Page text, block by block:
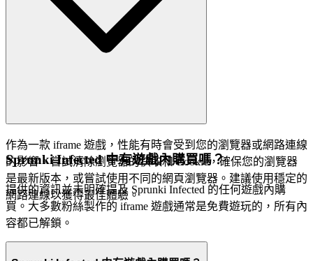
作為一款 iframe 遊戲，性能有時會受到您的瀏覽器或網路連線
的影響。嘗試清除瀏覽器的快取和 Cookie，確保您的瀏覽器
是最新版本，或嘗試使用不同的網頁瀏覽器。建議使用穩定的
網路連線以獲得最佳體驗。
Sprunki Infected 中有遊戲內購買嗎？
提供的資訊並未明確提及 Sprunki Infected 的任何遊戲內購
買。大多數粉絲製作的 iframe 遊戲通常是免費遊玩的，所有內
容都已解鎖。